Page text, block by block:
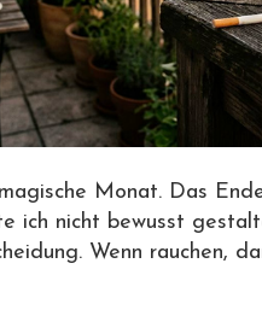
Monat. Das
ich nicht bewusst
Wenn rauchen,